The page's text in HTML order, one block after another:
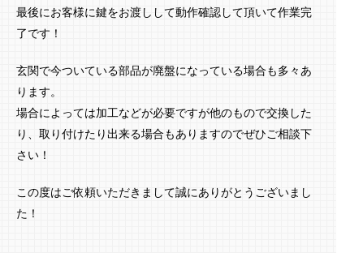
最後にお客様に鍵をお渡しして動作確認して頂いて作業完
了です！
玄関で今ついている部品が廃盤になっている場合も多々あ
ります。
場合によっては加工などが必要ですが他のもので交換した
り、取り付けたり出来る場合もありますのでぜひご相談下
さい！
この度はご依頼いただきまして誠にありがとうございまし
た！